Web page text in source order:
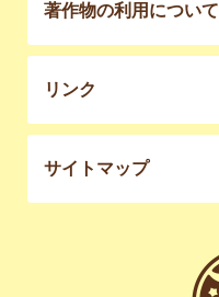
著作物の利用について
リンク
サイトマップ